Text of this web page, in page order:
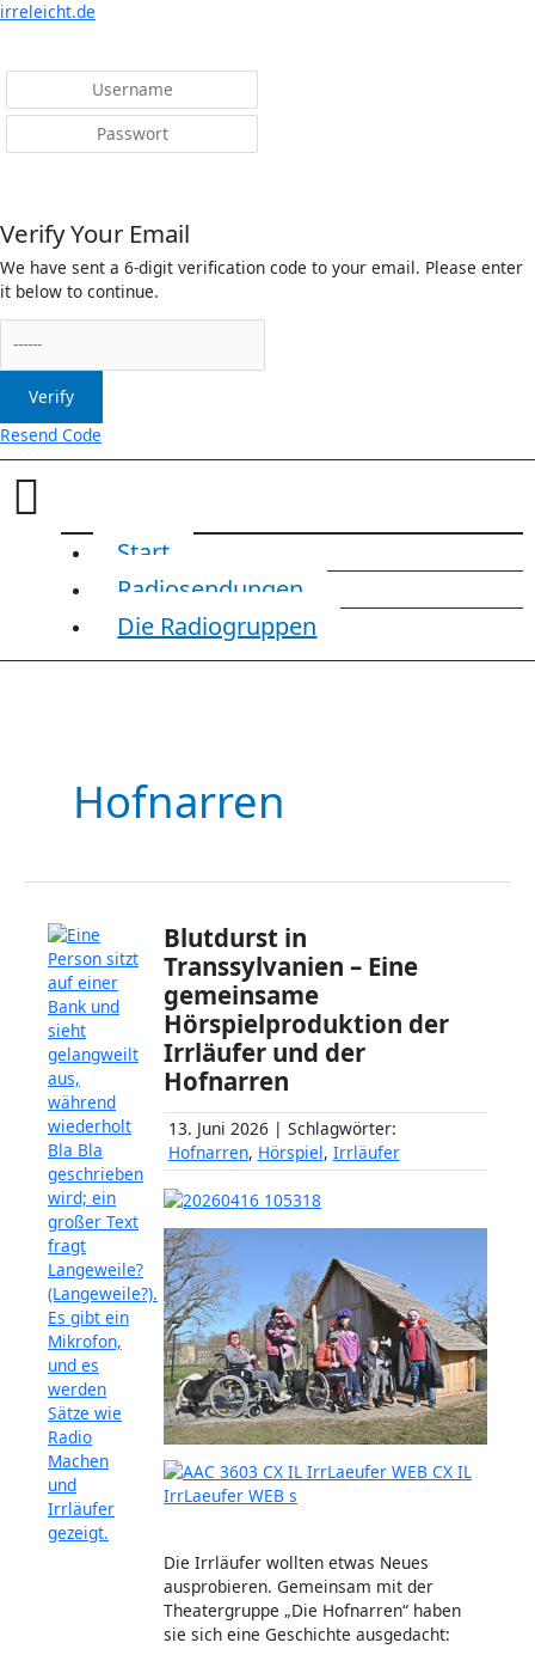
irreleicht.de
Verify Your Email
We have sent a 6-digit verification code to your email. Please enter
it below to continue.
Verify
Resend Code
Menü
Start
Radiosendungen
Die Radiogruppen
Hofnarren
Blutdurst in
Transsylvanien – Eine
gemeinsame
Hörspielproduktion der
Irrläufer und der
Hofnarren
13. Juni 2026 | Schlagwörter:
Hofnarren, Hörspiel, Irrläufer
Die Irrläufer wollten etwas Neues
ausprobieren. Gemeinsam mit der
Theatergruppe „Die Hofnarren“ haben
sie sich eine Geschichte ausgedacht: